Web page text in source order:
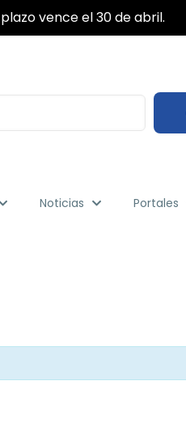
vence el 30 de abril.
Noticias
Portales